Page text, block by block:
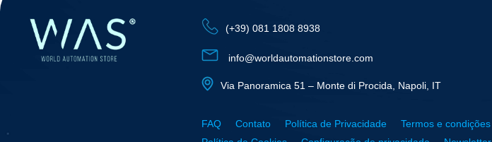
(+39) 081 1808 8938
info@worldautomationstore.com
Via Panoramica 51 – Monte di Procida, Napoli, IT
FAQ Contato Política de Privacidade
Termos e condições